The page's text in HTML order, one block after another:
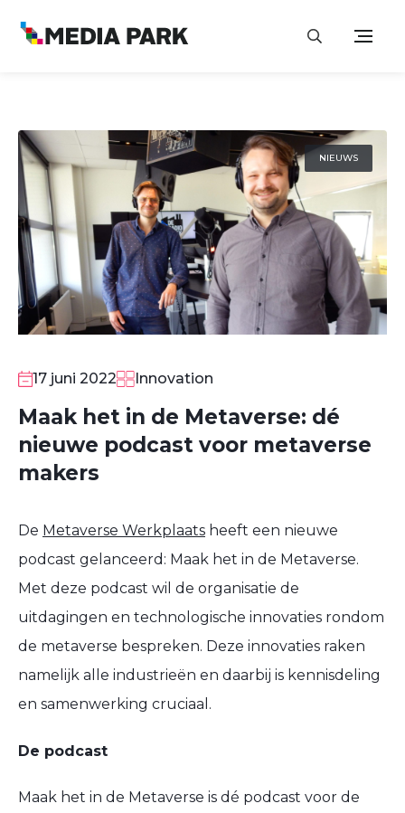
NIEUWS
17 juni 2022 Innovation
Maak het in de Metaverse: dé
nieuwe podcast voor metaverse
makers
De Metaverse Werkplaats heeft een nieuwe
podcast gelanceerd: Maak het in de Metaverse.
Met deze podcast wil de organisatie de
uitdagingen en technologische innovaties rondom
de metaverse bespreken. Deze innovaties raken
namelijk alle industrieën en daarbij is kennisdeling
en samenwerking cruciaal.
De podcast
Maak het in de Metaverse is dé podcast voor de